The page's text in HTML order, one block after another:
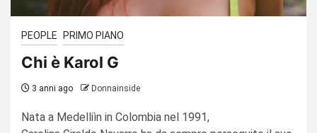
PEOPLE PRIMO PIANO
Chi è Karol G
3 anni ago Donnainside
Nata a Medelliìn in Colombia nel 1991,